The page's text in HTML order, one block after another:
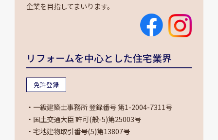
企業を目指してまいります。
リフォームを中心とした住宅業界
免許登録
・一級建築士事務所 登録番号 第1-2004-7311号
・国土交通大臣 許可(般-5)第25003号
・宅地建物取引番号(5)第13807号